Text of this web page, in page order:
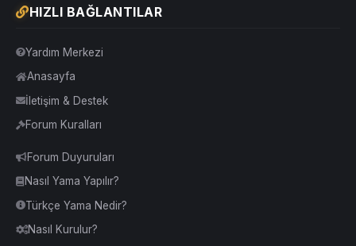
HIZLI BAĞLANTILAR
Yardım Merkezi
Anasayfa
İletişim & Destek
Forum Kuralları
Forum Duyuruları
Nasıl Yama Yapılır?
Türkçe Yama Nedir?
Nasıl Kurulur?